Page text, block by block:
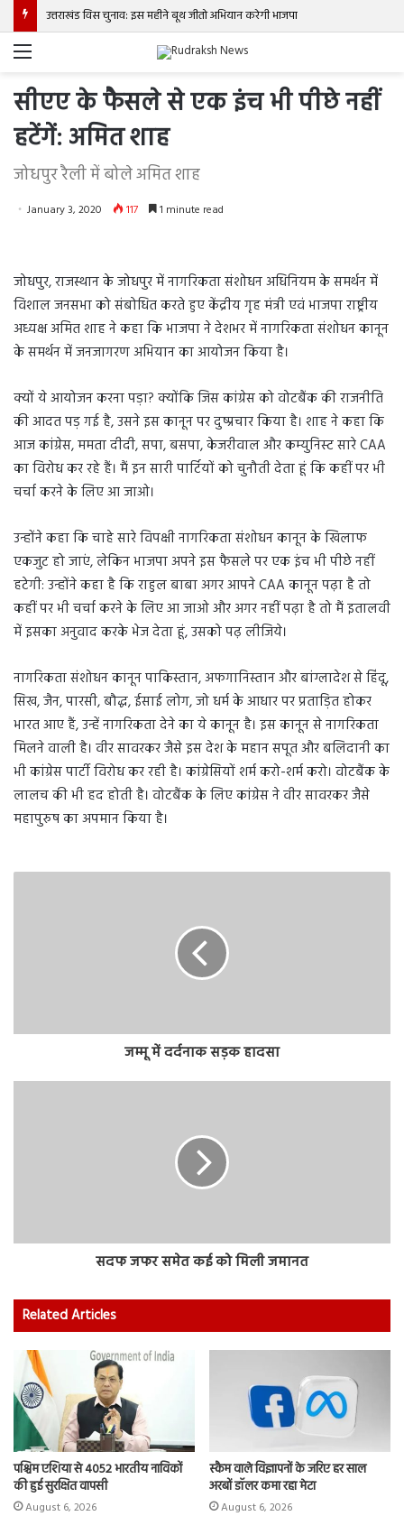
उत्तराखंड विस चुनाव: इस महीने बूथ जीतो अभियान करेगी भाजपा
Menu
सीएए के फैसले से एक इंच भी पीछे नहीं
हटेंगें: अमित शाह
जोधपुर रैली में बोले अमित शाह
January 3, 2020 117 1 minute read
जोधपुर, राजस्थान के जोधपुर में नागरिकता संशोधन अधिनियम के समर्थन में
विशाल जनसभा को संबोधित करते हुए केंद्रीय गृह मंत्री एवं भाजपा राष्ट्रीय
अध्यक्ष अमित शाह ने कहा कि भाजपा ने देशभर में नागरिकता संशोधन कानून
के समर्थन में जनजागरण अभियान का आयोजन किया है।
क्यों ये आयोजन करना पड़ा? क्योंकि जिस कांग्रेस को वोटबैंक की राजनीति
की आदत पड़ गई है, उसने इस कानून पर दुष्प्रचार किया है। शाह ने कहा कि
आज कांग्रेस, ममता दीदी, सपा, बसपा, केजरीवाल और कम्युनिस्ट सारे CAA
का विरोध कर रहे हैं। मैं इन सारी पार्टियों को चुनौती देता हूं कि कहीं पर भी
चर्चा करने के लिए आ जाओ।
उन्होंने कहा कि चाहे सारे विपक्षी नागरिकता संशोधन कानून के खिलाफ
एकजुट हो जाएं, लेकिन भाजपा अपने इस फैसले पर एक इंच भी पीछे नहीं
हटेगी: उन्होंने कहा है कि राहुल बाबा अगर आपने CAA कानून पढ़ा है तो
कहीं पर भी चर्चा करने के लिए आ जाओ और अगर नहीं पढ़ा है तो मैं इतालवी
में इसका अनुवाद करके भेज देता हूं, उसको पढ़ लीजिये।
नागरिकता संशोधन कानून पाकिस्तान, अफगानिस्तान और बांग्लादेश से हिंदू,
सिख, जैन, पारसी, बौद्ध, ईसाई लोग, जो धर्म के आधार पर प्रताड़ित होकर
भारत आए हैं, उन्हें नागरिकता देने का ये कानून है। इस कानून से नागरिकता
मिलने वाली है। वीर सावरकर जैसे इस देश के महान सपूत और बलिदानी का
भी कांग्रेस पार्टी विरोध कर रही है। कांग्रेसियों शर्म करो-शर्म करो। वोटबैंक के
लालच की भी हद होती है। वोटबैंक के लिए कांग्रेस ने वीर सावरकर जैसे
महापुरुष का अपमान किया है।
जम्मू में दर्दनाक सड़क हादसा
सदफ जफर समेत कई को मिली जमानत
Related Articles
पश्चिम एशिया से 4052 भारतीय नाविकों
की हुई सुरक्षित वापसी
August 6, 2026
स्कैम वाले विज्ञापनों के जरिए हर साल
अरबों डॉलर कमा रहा मेटा
August 6, 2026